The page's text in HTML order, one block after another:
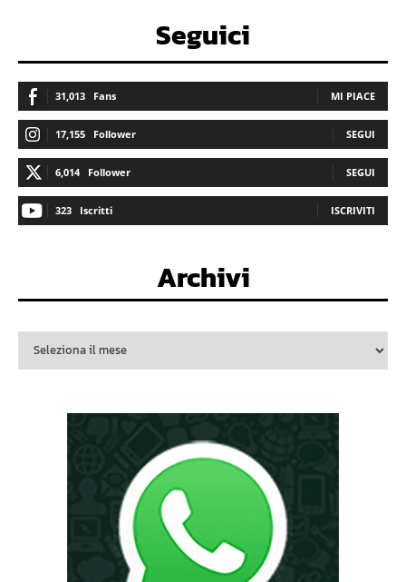
Seguici
31,013 Fans MI PIACE
17,155 Follower SEGUI
6,014 Follower SEGUI
323 Iscritti ISCRIVITI
Archivi